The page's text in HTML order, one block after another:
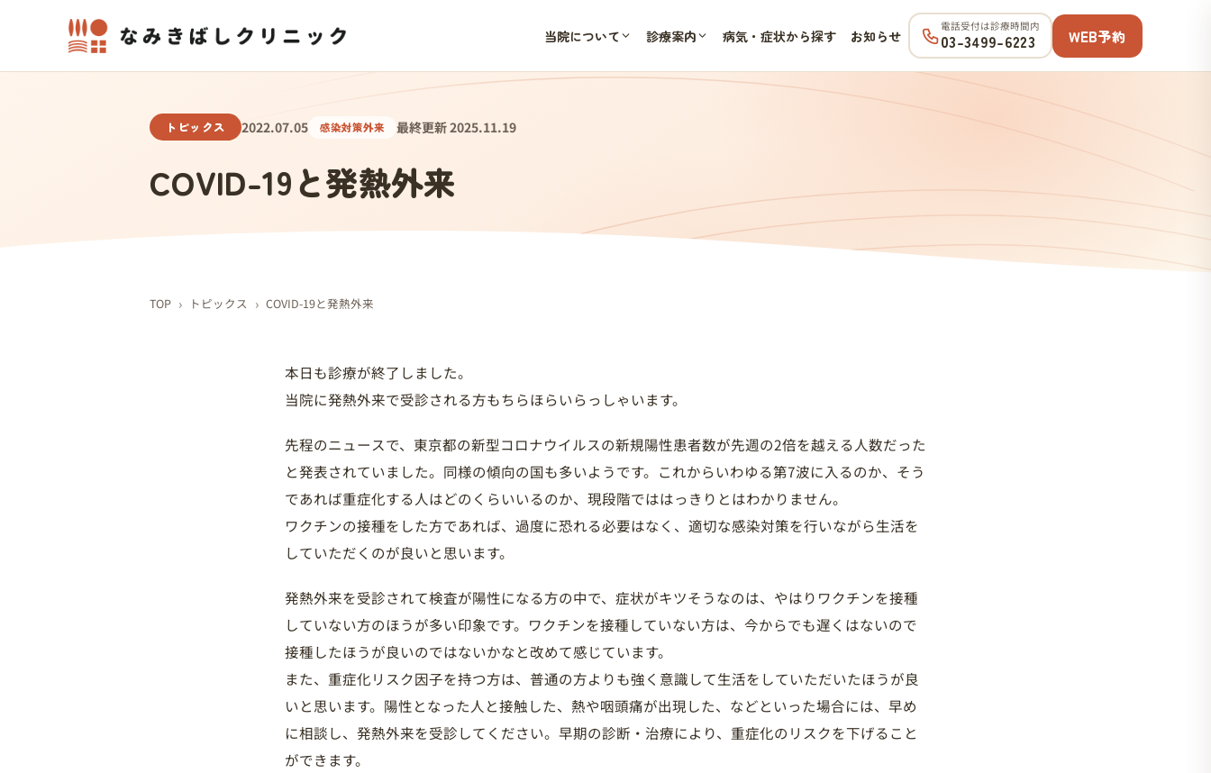
当院について 診療案内 病気・症状から探す お知らせ
電話受付は診療時間内
03-3499-6223 WEB予約
トピックス 2022.07.05 感染対策外来 最終更新 2025.11.19
COVID-19と発熱外来
TOP › トピックス › COVID-19と発熱外来
本日も診療が終了しました。
当院に発熱外来で受診される方もちらほらいらっしゃいます。
先程のニュースで、東京都の新型コロナウイルスの新規陽性患者数が先週の2倍を越える人数だった
と発表されていました。同様の傾向の国も多いようです。これからいわゆる第7波に入るのか、そう
であれば重症化する人はどのくらいいるのか、現段階でははっきりとはわかりません。
ワクチンの接種をした方であれば、過度に恐れる必要はなく、適切な感染対策を行いながら生活を
していただくのが良いと思います。
発熱外来を受診されて検査が陽性になる方の中で、症状がキツそうなのは、やはりワクチンを接種
していない方のほうが多い印象です。ワクチンを接種していない方は、今からでも遅くはないので
接種したほうが良いのではないかなと改めて感じています。
また、重症化リスク因子を持つ方は、普通の方よりも強く意識して生活をしていただいたほうが良
いと思います。陽性となった人と接触した、熱や咽頭痛が出現した、などといった場合には、早め
に相談し、発熱外来を受診してください。早期の診断・治療により、重症化のリスクを下げること
ができます。